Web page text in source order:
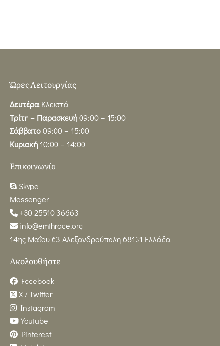
Ώρες Λειτουργίας
Δευτέρα Κλειστά
Τρίτη – Παρασκευή09:00 – 15:00
Σάββατο09:00 – 15:00
Κυριακή 10:00 – 14:00
Επικοινωνία
Skype
Messenger
+30 25510 36663
info@emthrace.org
14ης Μαΐου 63 Αλεξανδρούπολη 68131 Ελλάδα
Ακολουθήστε
Facebook
X / Twitter
Instagram
Youtube
Pinterest